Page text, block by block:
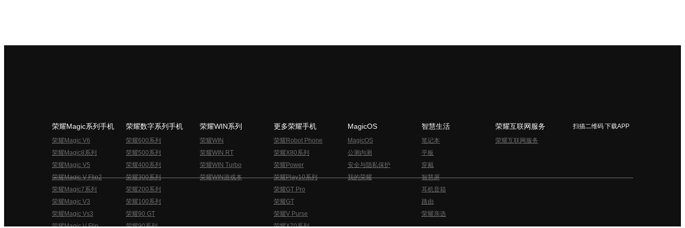
荣耀Magic系列手机
荣耀Magic V6
荣耀Magic8系列
荣耀Magic V5
荣耀Magic V Flip2
荣耀Magic7系列
荣耀Magic V3
荣耀Magic Vs3
荣耀Magic V Flip
荣耀数字系列手机
荣耀600系列
荣耀500系列
荣耀400系列
荣耀300系列
荣耀200系列
荣耀100系列
荣耀90 GT
荣耀90系列
荣耀WIN系列
荣耀WIN
荣耀WIN RT
荣耀WIN Turbo
荣耀WIN游戏本
更多荣耀手机
荣耀Robot Phone
荣耀X80系列
荣耀Power
荣耀Play10系列
荣耀GT Pro
荣耀GT
荣耀V Purse
荣耀X70系列
MagicOS
MagicOS
公测内测
安全与隐私保护
我的荣耀
智慧生活
笔记本
平板
穿戴
智慧屏
耳机音箱
路由
荣耀亲选
荣耀互联网服务
荣耀互联网服务
扫描二维码 下载APP